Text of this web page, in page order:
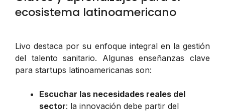
ecosistema latinoamericano
Livo destaca por su enfoque integral en la gestión
del talento sanitario. Algunas enseñanzas clave
para startups latinoamericanas son:
Escuchar las necesidades reales del
sector: la innovación debe partir del